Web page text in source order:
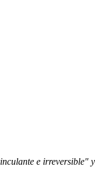
e irreversible"